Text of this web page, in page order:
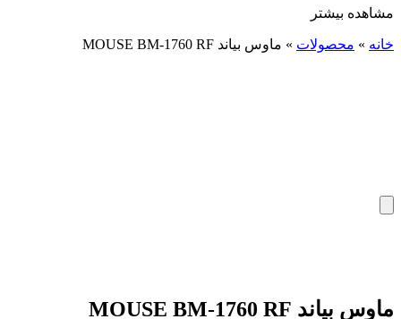
مشاهده بیشتر
خانه » محصولات » ماوس بیاند MOUSE BM-1760 RF
ماوس بیاند MOUSE BM-1760 RF